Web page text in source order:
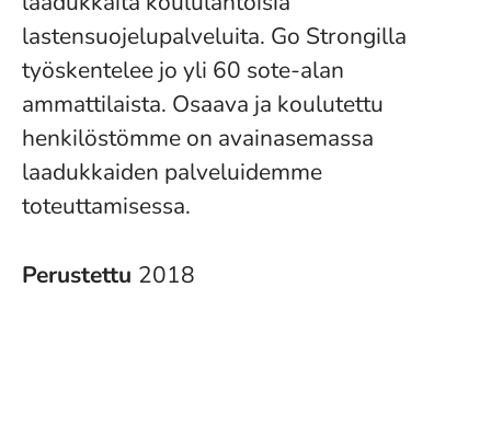
lastensuojelupalveluita. Go Strongilla
työskentelee jo yli 60 sote-alan
ammattilaista. Osaava ja koulutettu
henkilöstömme on avainasemassa
laadukkaiden palveluidemme
toteuttamisessa.
Perustettu 2018